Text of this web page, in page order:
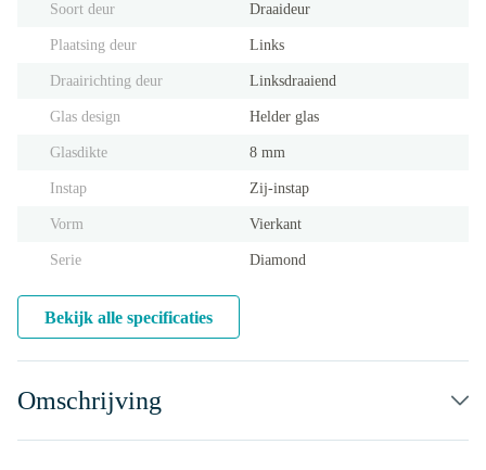
Soort deur Draaideur
Plaatsing deur Links
Draairichting deur Linksdraaiend
Glas design Helder glas
Glasdikte 8 mm
Instap Zij-instap
Vorm Vierkant
Serie Diamond
Bekijk alle specificaties
Omschrijving